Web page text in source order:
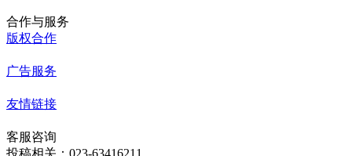
合作与服务
版权合作
广告服务
友情链接
客服咨询
投稿相关：023-63416211